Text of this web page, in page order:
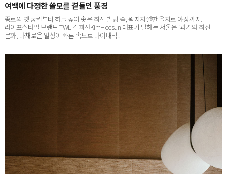
종로의 옛 궁궐부터 하늘 높이 솟은 최신 빌딩 숲, 왁자지껄한 을지로 야장까지.
라이프스타일 브랜드 TWL 김희선KimHeesun 대표가 말하는 서울은 ‘과거와 최신
문화, 다채로운 일상이 빠른 속도로 다이내믹...